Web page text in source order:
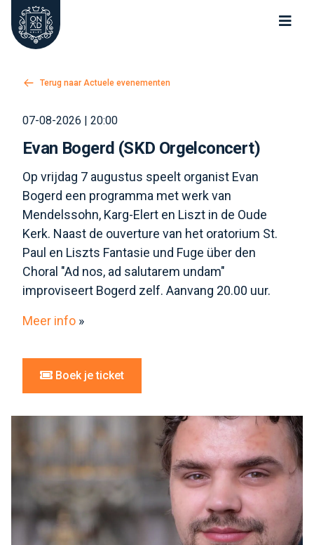
Oude Kerk Nieuwe Kerk Delft
Terug naar Actuele evenementen
07-08-2026 | 20:00
Evan Bogerd (SKD Orgelconcert)
Op vrijdag 7 augustus speelt organist Evan
Bogerd een programma met werk van
Mendelssohn, Karg-Elert en Liszt in de Oude
Kerk. Naast de ouverture van het oratorium St.
Paul en Liszts Fantasie und Fuge über den
Choral "Ad nos, ad salutarem undam"
improviseert Bogerd zelf. Aanvang 20.00 uur.
Meer info »
Boek je ticket